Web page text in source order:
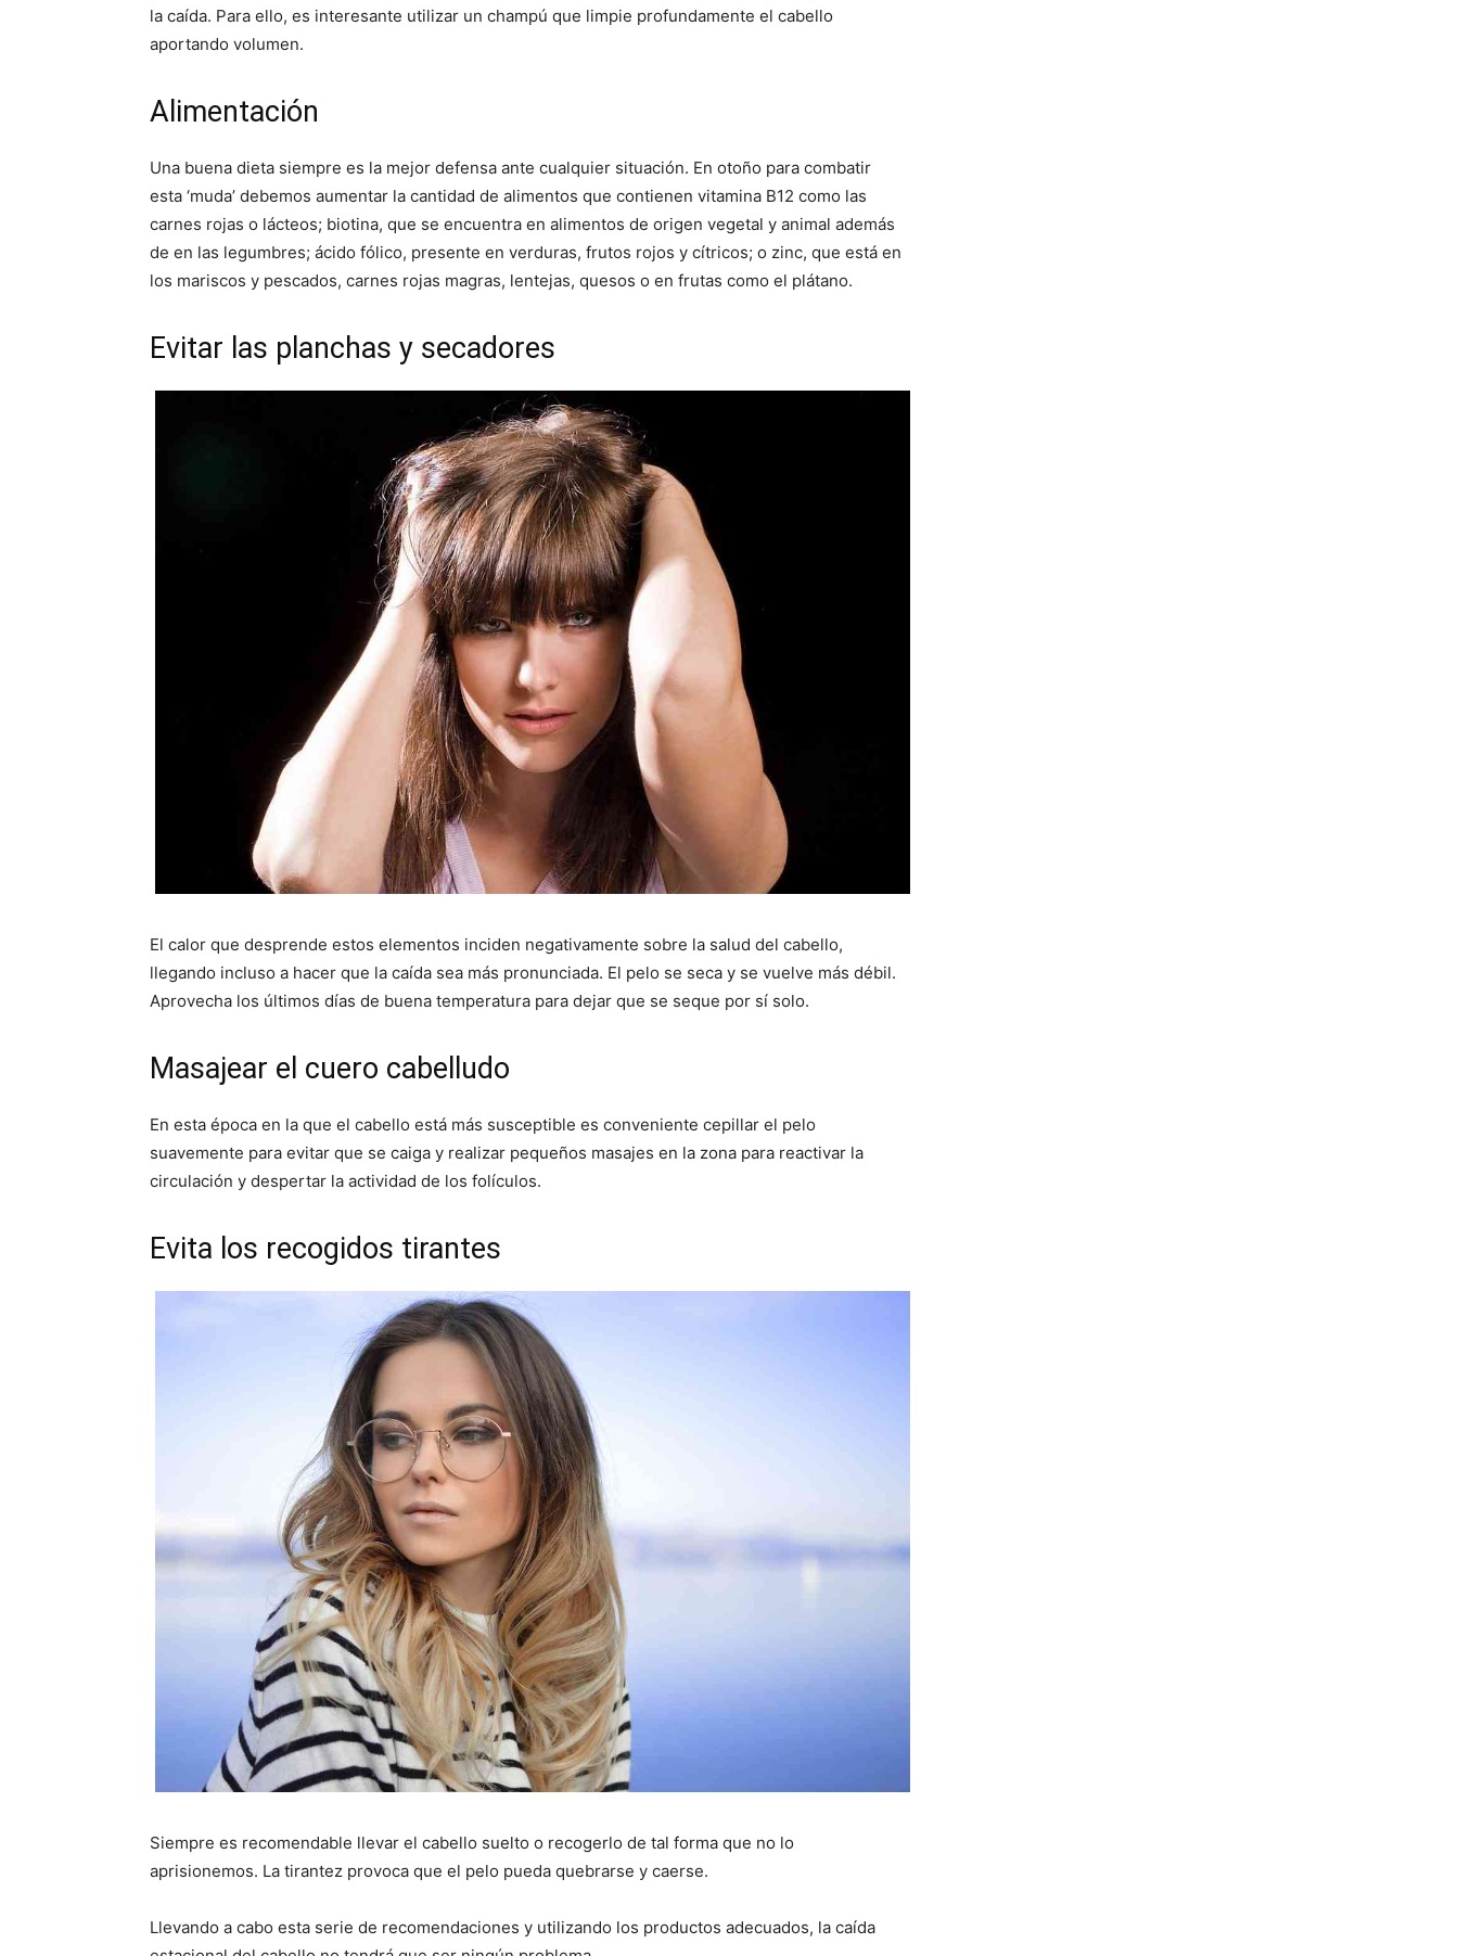
la caída. Para ello, es interesante utilizar un champú que limpie profundamente el cabello
aportando volumen.
Alimentación
Una buena dieta siempre es la mejor defensa ante cualquier situación. En otoño para combatir
esta ‘muda’ debemos aumentar la cantidad de alimentos que contienen vitamina B12 como las
carnes rojas o lácteos; biotina, que se encuentra en alimentos de origen vegetal y animal además
de en las legumbres; ácido fólico, presente en verduras, frutos rojos y cítricos; o zinc, que está en
los mariscos y pescados, carnes rojas magras, lentejas, quesos o en frutas como el plátano.
Evitar las planchas y secadores
El calor que desprende estos elementos inciden negativamente sobre la salud del cabello,
llegando incluso a hacer que la caída sea más pronunciada. El pelo se seca y se vuelve más débil.
Aprovecha los últimos días de buena temperatura para dejar que se seque por sí solo.
Masajear el cuero cabelludo
En esta época en la que el cabello está más susceptible es conveniente cepillar el pelo
suavemente para evitar que se caiga y realizar pequeños masajes en la zona para reactivar la
circulación y despertar la actividad de los folículos.
Evita los recogidos tirantes
Siempre es recomendable llevar el cabello suelto o recogerlo de tal forma que no lo
aprisionemos. La tirantez provoca que el pelo pueda quebrarse y caerse.
Llevando a cabo esta serie de recomendaciones y utilizando los productos adecuados, la caída